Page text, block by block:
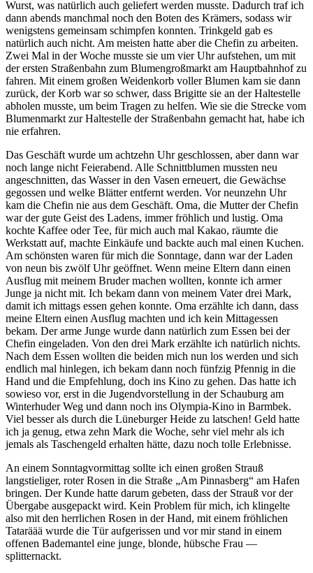
Wurst, was natürlich auch geliefert werden musste. Dadurch traf ich
dann abends manchmal noch den Boten des Krämers, sodass wir
wenigstens gemeinsam schimpfen konnten. Trinkgeld gab es
natürlich auch nicht. Am meisten hatte aber die Chefin zu arbeiten.
Zwei Mal in der Woche musste sie um vier Uhr aufstehen, um mit
der ersten Straßenbahn zum Blumengroßmarkt am Hauptbahnhof zu
fahren. Mit einem großen Weidenkorb voller Blumen kam sie dann
zurück, der Korb war so schwer, dass Brigitte sie an der Haltestelle
abholen musste, um beim Tragen zu helfen. Wie sie die Strecke vom
Blumenmarkt zur Haltestelle der Straßenbahn gemacht hat, habe ich
nie erfahren.
Das Geschäft wurde um achtzehn Uhr geschlossen, aber dann war
noch lange nicht Feierabend. Alle Schnittblumen mussten neu
angeschnitten, das Wasser in den Vasen erneuert, die Gewächse
gegossen und welke Blätter entfernt werden. Vor neunzehn Uhr
kam die Chefin nie aus dem Geschäft. Oma, die Mutter der Chefin
war der gute Geist des Ladens, immer fröhlich und lustig. Oma
kochte Kaffee oder Tee, für mich auch mal Kakao, räumte die
Werkstatt auf, machte Einkäufe und backte auch mal einen Kuchen.
Am schönsten waren für mich die Sonntage, dann war der Laden
von neun bis zwölf Uhr geöffnet. Wenn meine Eltern dann einen
Ausflug mit meinem Bruder machen wollten, konnte ich armer
Junge ja nicht mit. Ich bekam dann von meinem Vater drei Mark,
damit ich mittags essen gehen konnte. Oma erzählte ich dann, dass
meine Eltern einen Ausflug machten und ich kein Mittagessen
bekam. Der arme Junge wurde dann natürlich zum Essen bei der
Chefin eingeladen. Von den drei Mark erzählte ich natürlich nichts.
Nach dem Essen wollten die beiden mich nun los werden und sich
endlich mal hinlegen, ich bekam dann noch fünfzig Pfennig in die
Hand und die Empfehlung, doch ins Kino zu gehen. Das hatte ich
sowieso vor, erst in die Jugendvorstellung in der Schauburg am
Winterhuder Weg und dann noch ins Olympia-Kino in Barmbek.
Viel besser als durch die Lüneburger Heide zu latschen! Geld hatte
ich ja genug, etwa zehn Mark die Woche, sehr viel mehr als ich
jemals als Taschengeld erhalten hätte, dazu noch tolle Erlebnisse.
An einem Sonntagvormittag sollte ich einen großen Strauß
langstieliger, roter Rosen in die Straße
Am Pinnasberg
am Hafen
bringen. Der Kunde hatte darum gebeten, dass der Strauß vor der
Übergabe ausgepackt wird. Kein Problem für mich, ich klingelte
also mit den herrlichen Rosen in der Hand, mit einem fröhlichen
Tataräää wurde die Tür aufgerissen und vor mir stand in einem
offenen Bademantel eine junge, blonde, hübsche Frau —
splitternackt.